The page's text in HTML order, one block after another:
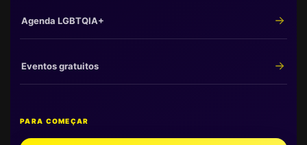
Agenda LGBTQIA+
Eventos gratuitos
PARA COMEÇAR